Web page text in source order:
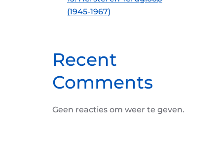
(1945-1967)
Recent
Comments
Geen reacties om weer te geven.